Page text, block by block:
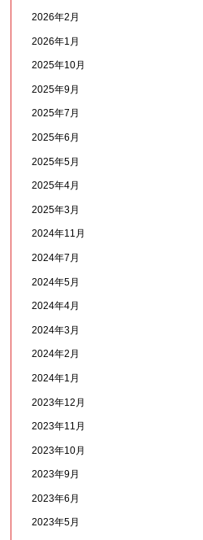
2026年2月
2026年1月
2025年10月
2025年9月
2025年7月
2025年6月
2025年5月
2025年4月
2025年3月
2024年11月
2024年7月
2024年5月
2024年4月
2024年3月
2024年2月
2024年1月
2023年12月
2023年11月
2023年10月
2023年9月
2023年6月
2023年5月